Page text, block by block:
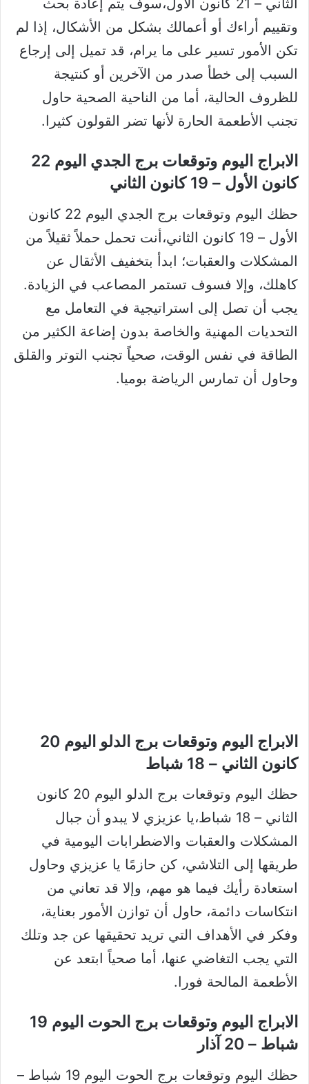
الثاني – 21 كانون الأول،سوف يتم إعادة بحث
وتقييم أراءك أو أعمالك بشكل من الأشكال، إذا لم
تكن الأمور تسير على ما يرام، قد تميل إلى إرجاع
السبب إلى خطأ صدر من الآخرين أو كنتيجة
للظروف الحالية، أما من الناحية الصحية حاول
تجنب الأطعمة الحارة لأنها تضر القولون كثيرا.
الابراج اليوم وتوقعات برج الجدي اليوم 22
كانون الأول – 19 كانون الثاني
حظك اليوم وتوقعات برج الجدي اليوم 22 كانون
الأول – 19 كانون الثاني،أنت تحمل حملاً ثقيلاً من
المشكلات والعقبات؛ ابدأ بتخفيف الأثقال عن
كاهلك، وإلا فسوف تستمر المصاعب في الزيادة.
يجب أن تصل إلى استراتيجية في التعامل مع
التحديات المهنية والخاصة بدون إضاعة الكثير من
الطاقة في نفس الوقت، صحياً تجنب التوتر والقلق
وحاول أن تمارس الرياضة بوميا.
الابراج اليوم وتوقعات برج الدلو اليوم 20
كانون الثاني – 18 شباط
حظك اليوم وتوقعات برج الدلو اليوم 20 كانون
الثاني – 18 شباط،يا عزيزي لا يبدو أن جبال
المشكلات والعقبات والاضطرابات اليومية في
طريقها إلى التلاشي، كن حازمًا يا عزيزي وحاول
استعادة رأيك فيما هو مهم، وإلا قد تعاني من
انتكاسات دائمة، حاول أن توازن الأمور بعناية،
وفكر في الأهداف التي تريد تحقيقها عن جد وتلك
التي يجب التغاضي عنها، أما صحياً ابتعد عن
الأطعمة المالحة فورا.
الابراج اليوم وتوقعات برج الحوت اليوم 19
شباط – 20 آذار
حظك اليوم وتوقعات برج الحوت اليوم 19 شباط –